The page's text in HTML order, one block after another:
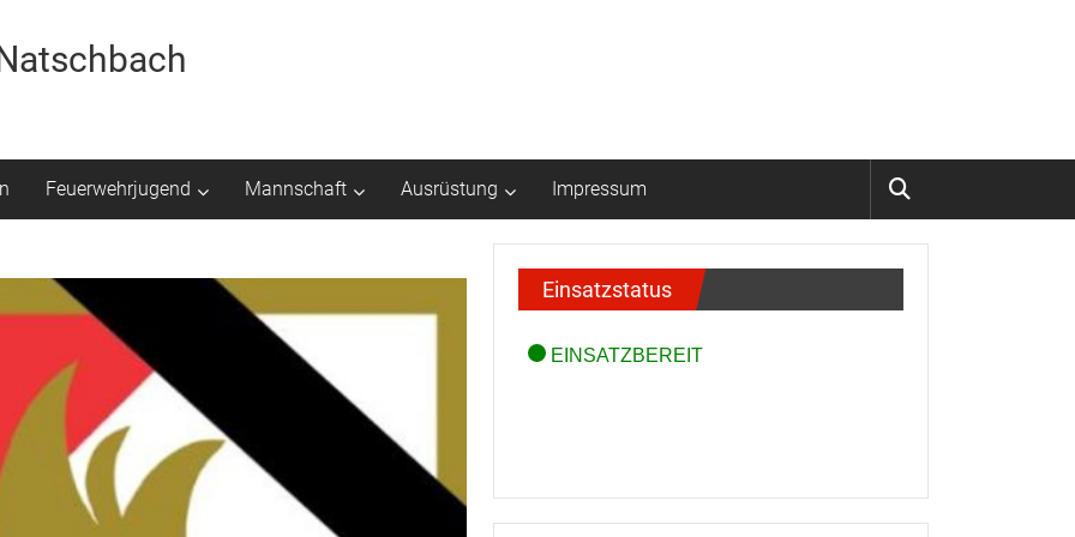
Feuerwehrjugend Mannschaft Ausrüstung Impressum
Einsatzstatus